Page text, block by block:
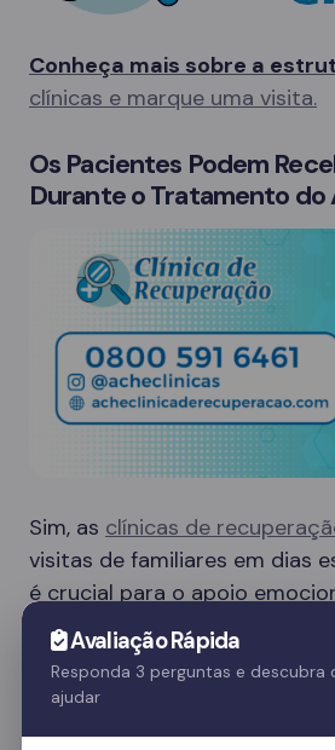
Conheça mais sobre a
clínicas e marque uma visita.
Os Pacientes Podem
Durante o Tratamento do
Sim, as clínicas de
visitas de familiares em dias
é crucial para o apoio
Essas visitas ajudam no
recuperação e fortalecem o
Avaliação Rápida
Responda 3 perguntas e
ajudar